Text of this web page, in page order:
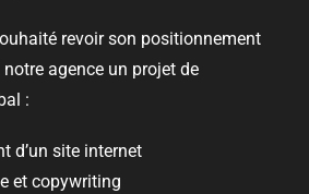
revoir son positionnement
agence un projet de
:
d’un site internet
et copywriting